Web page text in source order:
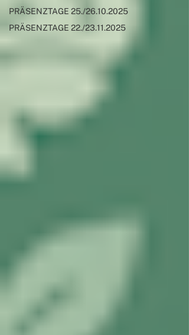
PRÄSENZTAGE 25./26.10.2025
PRÄSENZTAGE 22./23.11.2025